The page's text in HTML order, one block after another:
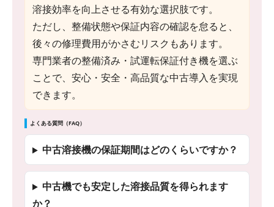
溶接効率を向上させる有効な選択肢です。
ただし、整備状態や保証内容の確認を怠ると、
後々の修理費用がかさむリスクもあります。
専門業者の整備済み・試運転保証付き機を選ぶ
ことで、安心・安全・高品質な中古導入を実現
できます。
よくある質問（FAQ）
中古溶接機の保証期間はどのくらいですか？
中古機でも安定した溶接品質を得られます
か？